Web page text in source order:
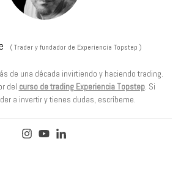
(Trader y fundador de Experiencia Topstep )
de una década invirtiendo y haciendo trading.
del curso de trading Experiencia Topstep. Si
a invertir y tienes dudas, escríbeme.